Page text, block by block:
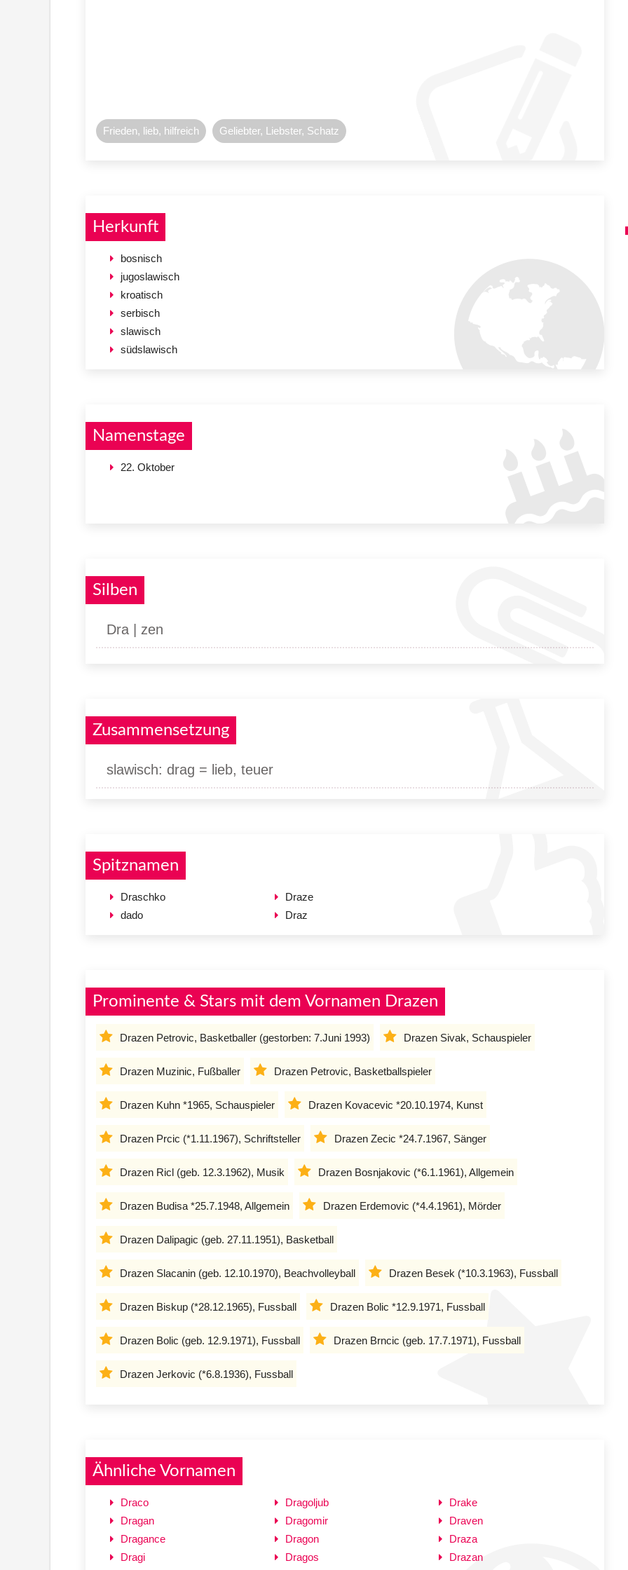
Frieden, lieb, hilfreich Geliebter, Liebster, Schatz
Herkunft
bosnisch
jugoslawisch
kroatisch
serbisch
slawisch
südslawisch
Namenstage
22. Oktober
Silben
Dra | zen
Zusammensetzung
slawisch: drag = lieb, teuer
Spitznamen
Draschko
dado
Draze
Draz
Prominente & Stars mit dem Vornamen Drazen
Drazen Petrovic, Basketballer (gestorben: 7.Juni 1993) Drazen Sivak, Schauspieler
Drazen Muzinic, Fußballer Drazen Petrovic, Basketballspieler
Drazen Kuhn *1965, Schauspieler Drazen Kovacevic *20.10.1974, Kunst
Drazen Prcic (*1.11.1967), Schriftsteller Drazen Zecic *24.7.1967, Sänger
Drazen Ricl (geb. 12.3.1962), Musik Drazen Bosnjakovic (*6.1.1961), Allgemein
Drazen Budisa *25.7.1948, Allgemein Drazen Erdemovic (*4.4.1961), Mörder
Drazen Dalipagic (geb. 27.11.1951), Basketball
Drazen Slacanin (geb. 12.10.1970), Beachvolleyball Drazen Besek (*10.3.1963), Fussball
Drazen Biskup (*28.12.1965), Fussball Drazen Bolic *12.9.1971, Fussball
Drazen Bolic (geb. 12.9.1971), Fussball Drazen Brncic (geb. 17.7.1971), Fussball
Drazen Jerkovic (*6.8.1936), Fussball
Ähnliche Vornamen
Draco
Dragan
Dragance
Dragi
Dragoljub
Dragomir
Dragon
Dragos
Drake
Draven
Draza
Drazan